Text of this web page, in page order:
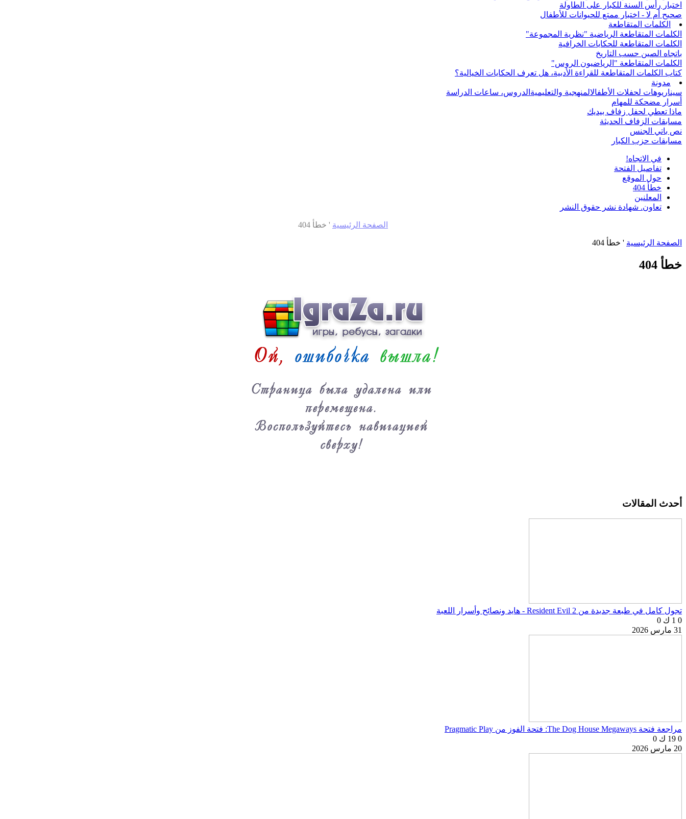
اختبار رأس السنة للكبار على الطاولة
صحيح أم لا - اختبار ممتع للحيوانات للأطفال
الكلمات المتقاطعة
الكلمات المتقاطعة الرياضية "نظرية المجموعة"
الكلمات المتقاطعة للحكايات الخرافية
باتجاه الصين حسب التاريخ
الكلمات المتقاطعة "الرياضيون الروس"
كتاب الكلمات المتقاطعة للقراءة الأدبية، هل تعرف الحكايات الخيالية؟
مدونة
سيناريوهات لحفلات الأطفالالمنهجية والتعليمية الدروس، ساعات الدراسة
أسرار مضحكة للمهام
ماذا تعطي لحفل زفاف بيديك
مسابقات الزفاف الحديثة
نص باتي الجنس
مسابقات حزب الكبار
في الاتجاه!
تفاصيل الفتحة
حول الموقع
خطأ 404
المعلنين
تعاون. شهادة نشر حقوق النشر
الصفحة الرئيسية ' خطأ 404
الصفحة الرئيسية ' خطأ 404
خطأ 404
أحدث المقالات
تجول كامل في طبعة جديدة من Resident Evil 2 - هايد ونصائح وأسرار اللعبة
0 1 ك
0
31 مارس 2026
مراجعة فتحة The Dog House Megaways: فتحة الفوز من Pragmatic Play
0 19 ك
0
20 مارس 2026